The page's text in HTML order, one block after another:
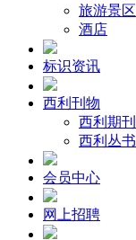
旅游景区
酒店
标识资讯
西利刊物
西利期刊
西利丛书
会员中心
网上招聘